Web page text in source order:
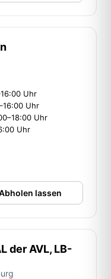
Uhr
Uhr
Uhr
Uhr
lassen
der AVL, LB-